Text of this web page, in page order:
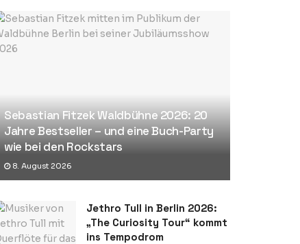
Sebastian Fitzek Waldbühne 2026: 20
Jahre Bestseller – und eine Buch-Party
wie bei den Rockstars
8. August 2026
Jethro Tull in Berlin 2026:
„The Curiosity Tour“ kommt
ins Tempodrom